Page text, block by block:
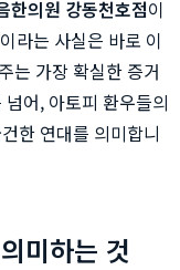
한의원 강동천호점이
라는 사실은 바로 이
는 가장 확실한 증거
어, 아토피 환우들의
한 연대를 의미합니
미하는 것